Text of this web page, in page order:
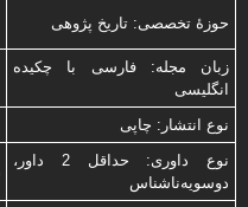
حوزۀ تخصصی: تاریخ پژوهی
زبان مجله: فارسی با چكیده
انگلیسی
نوع انتشار: چاپی
نوع داوری: حداقل 2 داور،
دوسویه‌ناشناس